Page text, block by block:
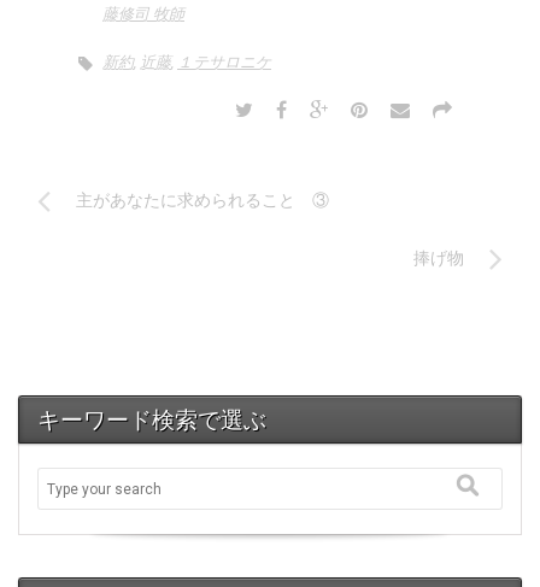
藤修司 牧師
新約, 近藤, １テサロニケ
主があなたに求められること ③
捧げ物
キーワード検索で選ぶ